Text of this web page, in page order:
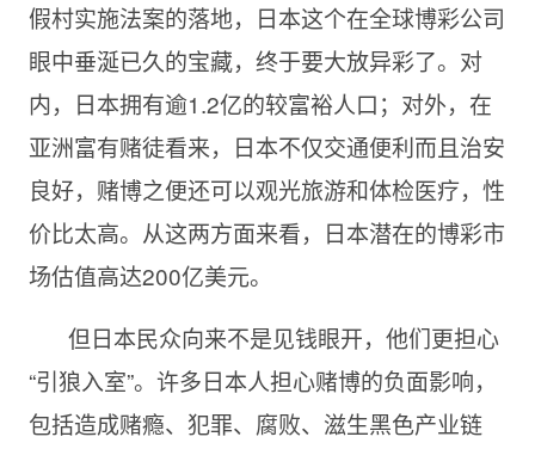
假村实施法案的落地，日本这个在全球博彩公司
眼中垂涎已久的宝藏，终于要大放异彩了。对
内，日本拥有逾1.2亿的较富裕人口；对外，在
亚洲富有赌徒看来，日本不仅交通便利而且治安
良好，赌博之便还可以观光旅游和体检医疗，性
价比太高。从这两方面来看，日本潜在的博彩市
场估值高达200亿美元。
但日本民众向来不是见钱眼开，他们更担心
“引狼入室”。许多日本人担心赌博的负面影响，
包括造成赌瘾、犯罪、腐败、滋生黑色产业链